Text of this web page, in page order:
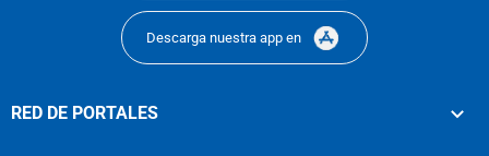
Descarga nuestra app en
RED DE PORTALES